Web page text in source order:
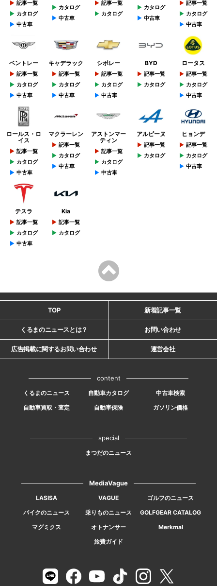
記事一覧
カタログ
中古車
カタログ
中古車
記事一覧
カタログ
カタログ
中古車
記事一覧
カタログ
中古車
ベントレー
記事一覧
カタログ
中古車
キャデラック
記事一覧
カタログ
中古車
シボレー
記事一覧
カタログ
中古車
BYD
記事一覧
カタログ
ロータス
記事一覧
カタログ
中古車
ロールス・ロ
イス
記事一覧
カタログ
中古車
マクラーレン
記事一覧
カタログ
中古車
アストンマー
ティン
記事一覧
カタログ
中古車
アルピーヌ
記事一覧
カタログ
ヒョンデ
記事一覧
カタログ
中古車
テスラ
記事一覧
カタログ
中古車
Kia
記事一覧
カタログ
TOP 新着記事一覧
くるまのニュースとは？ お問い合わせ
広告掲載に関するお問い合わせ 運営会社
content
くるまのニュース 自動車カタログ
中古車検索
自動車買取・査定
自動車保険 ガソリン価格
special
まつだのニュース
MediaVague
LASISA VAGUE
ゴルフのニュース
バイクのニュース
乗りものニュース
GOLFGEAR CATALOG
マグミクス
オトナンサー
Merkmal
旅費ガイド